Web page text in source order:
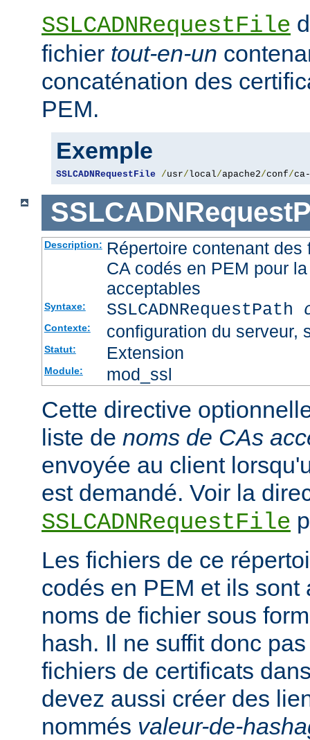
SSLCADNRequestFile
fichier tout-en-un
concaténation des
PEM.
Exemple
SSLCADNRequestFile /usr/local/apache2/conf/ca-
Description: Répertoire contenant
CA codés en PEM pour
acceptables
Syntaxe: SSLCADNRequestPath
Contexte: configuration du serveur,
Statut: Extension
Module: mod_ssl
Cette directive
liste de noms de CAs
envoyée au client
est demandé. Voir la
SSLCADNRequestFile
Les fichiers de ce
codés en PEM et ils sont
noms de fichier sous
hash. Il ne suffit donc
fichiers de certificats
devez aussi créer des
nommés valeur-de-